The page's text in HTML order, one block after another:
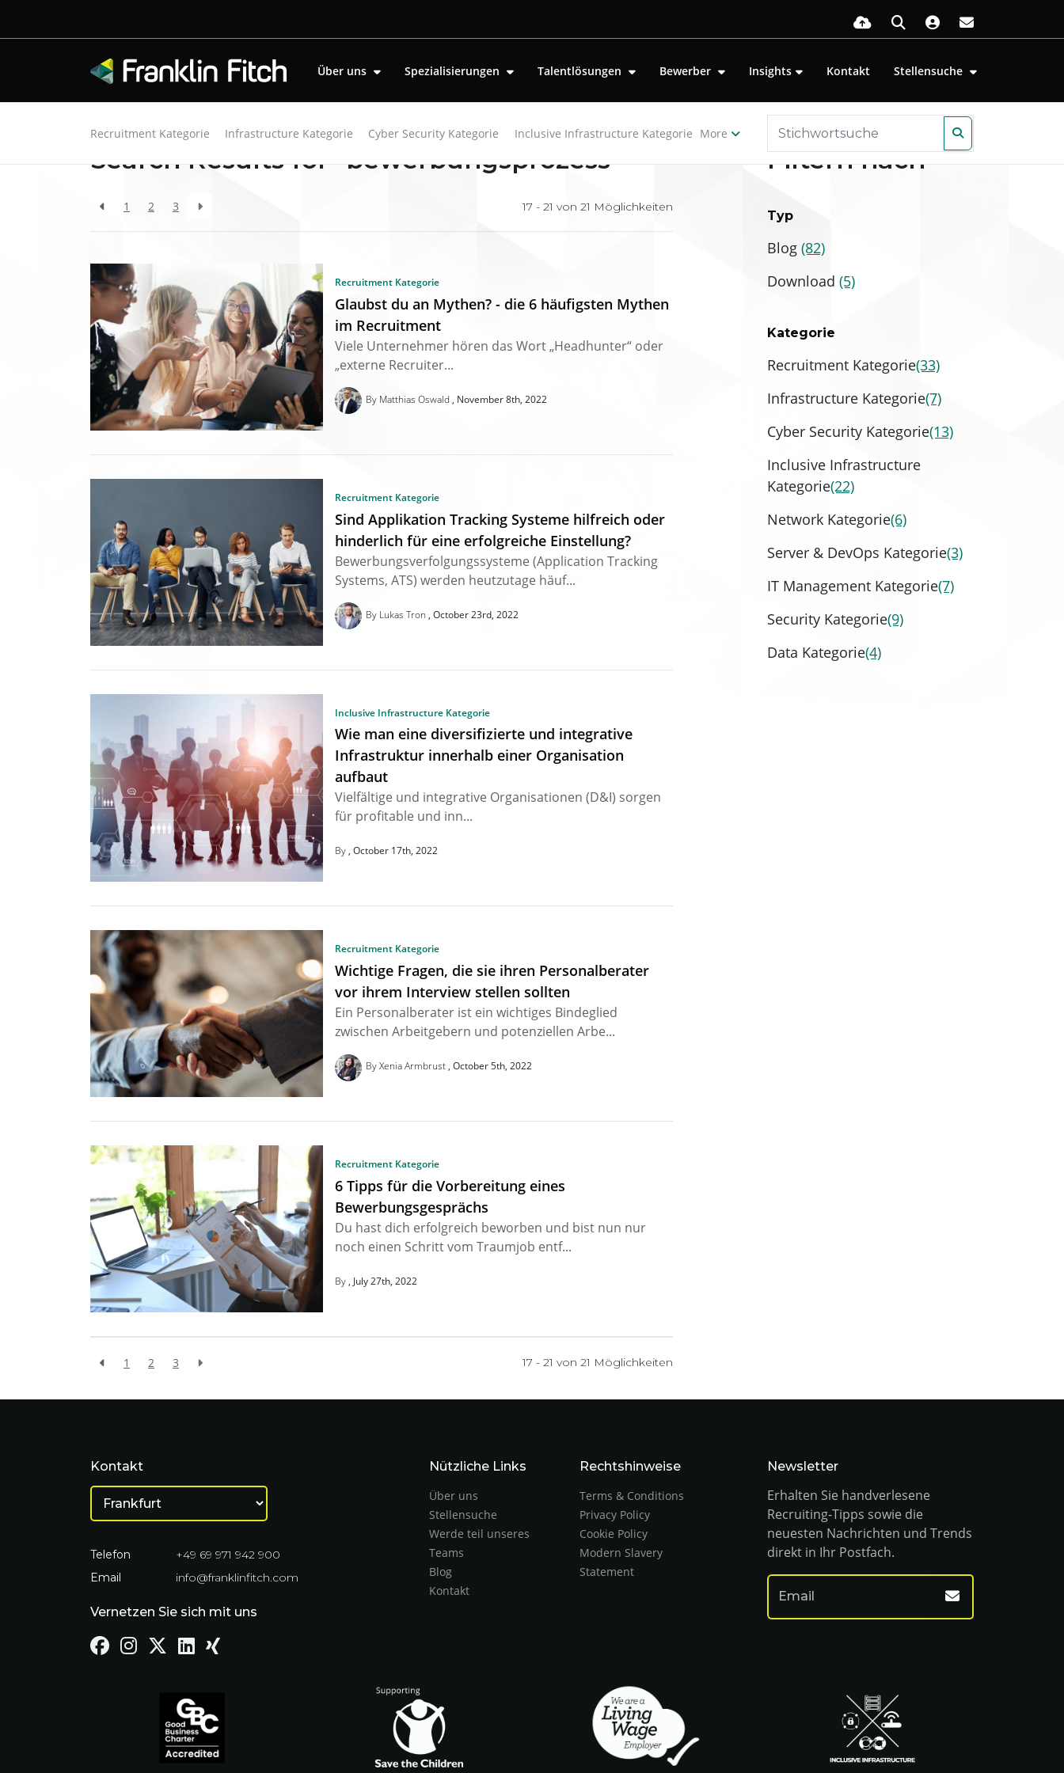
Über uns Spezialisierungen Talentlösungen Bewerber Insights Kontakt Stellensuche
Recruitment Kategorie Infrastructure Kategorie Cyber Security Kategorie Inclusive Infrastructure Kategorie More
Zurück zu den Ressourcen
Search Results for "bewerbungsprozess"
1 2 3 17 - 21 von 21 Möglichkeiten
Recruitment Kategorie
Glaubst du an Mythen? - die 6 häufigsten Mythen
im Recruitment
Viele Unternehmer hören das Wort „Headhunter“ oder
„externe Recruiter...
By Matthias Oswald November 8th, 2022
Recruitment Kategorie
Sind Applikation Tracking Systeme hilfreich oder
hinderlich für eine erfolgreiche Einstellung?
Bewerbungsverfolgungssysteme (Application Tracking
Systems, ATS) werden heutzutage häuf...
By Lukas Tron October 23rd, 2022
Inclusive Infrastructure Kategorie
Wie man eine diversifizierte und integrative
Infrastruktur innerhalb einer Organisation
aufbaut
Vielfältige und integrative Organisationen (D&I) sorgen
für profitable und inn...
By October 17th, 2022
Recruitment Kategorie
Wichtige Fragen, die sie ihren Personalberater
vor ihrem Interview stellen sollten
Ein Personalberater ist ein wichtiges Bindeglied
zwischen Arbeitgebern und potenziellen Arbe...
By Xenia Armbrust October 5th, 2022
Recruitment Kategorie
6 Tipps für die Vorbereitung eines
Bewerbungsgesprächs
Du hast dich erfolgreich beworben und bist nun nur
noch einen Schritt vom Traumjob entf...
By July 27th, 2022
1 2 3 17 - 21 von 21 Möglichkeiten
Filtern nach
Typ
Blog (82)
Download (5)
Kategorie
Recruitment Kategorie(33)
Infrastructure Kategorie(7)
Cyber Security Kategorie(13)
Inclusive Infrastructure
Kategorie(22)
Network Kategorie(6)
Server & DevOps Kategorie(3)
IT Management Kategorie(7)
Security Kategorie(9)
Data Kategorie(4)
Kontakt
Telefon
+49 69 971 942 900
Email
info@franklinfitch.com
Vernetzen Sie sich mit uns
Nützliche Links
Über uns
Stellensuche
Werde teil unseres
Teams
Blog
Kontakt
Rechtshinweise
Terms & Conditions
Privacy Policy
Cookie Policy
Modern Slavery
Statement
Newsletter
Erhalten Sie handverlesene
Recruiting-Tipps sowie die
neuesten Nachrichten und Trends
direkt in Ihr Postfach.